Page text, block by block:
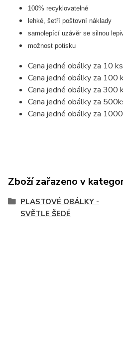
100% recyklovatelné
lehké, šetří poštovní náklady
samolepící uzávěr se silnou
možnost potisku
Cena jedné obálky za 10
Cena jedné obálky za 100
Cena jedné obálky za 300
Cena jedné obálky za
Cena jedné obálky za
Zboží zařazeno v
PLASTOVÉ OBÁLKY -
SVĚTLE ŠEDÉ